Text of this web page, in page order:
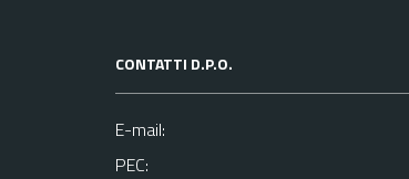
CONTATTI D.P.O.
E-mail:
PEC: